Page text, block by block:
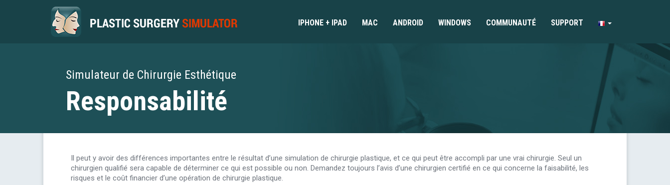
IPHONE + IPAD MAC ANDROID WINDOWS COMMUNAUTÉ SUPPORT
Simulateur de Chirurgie Esthétique
Responsabilité
Il peut y avoir des différences importantes entre le résultat d’une simulation de chirurgie plastique, et ce qui peut être accompli par une vrai chirurgie. Seul un
chirurgien qualifié sera capable de déterminer ce qui est possible ou non. Demandez toujours l’avis d’une chirurgien certifié en ce qui concerne la faisabilité, les
risques et le coût financier d’une opération de chirurgie plastique.